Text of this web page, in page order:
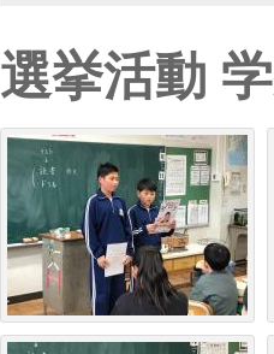
選挙活動